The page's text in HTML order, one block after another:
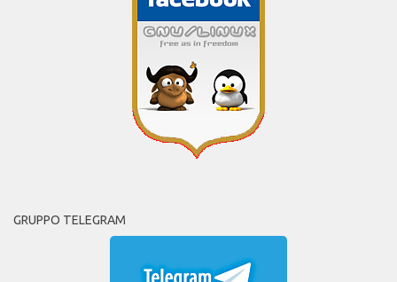
GRUPPO TELEGRAM